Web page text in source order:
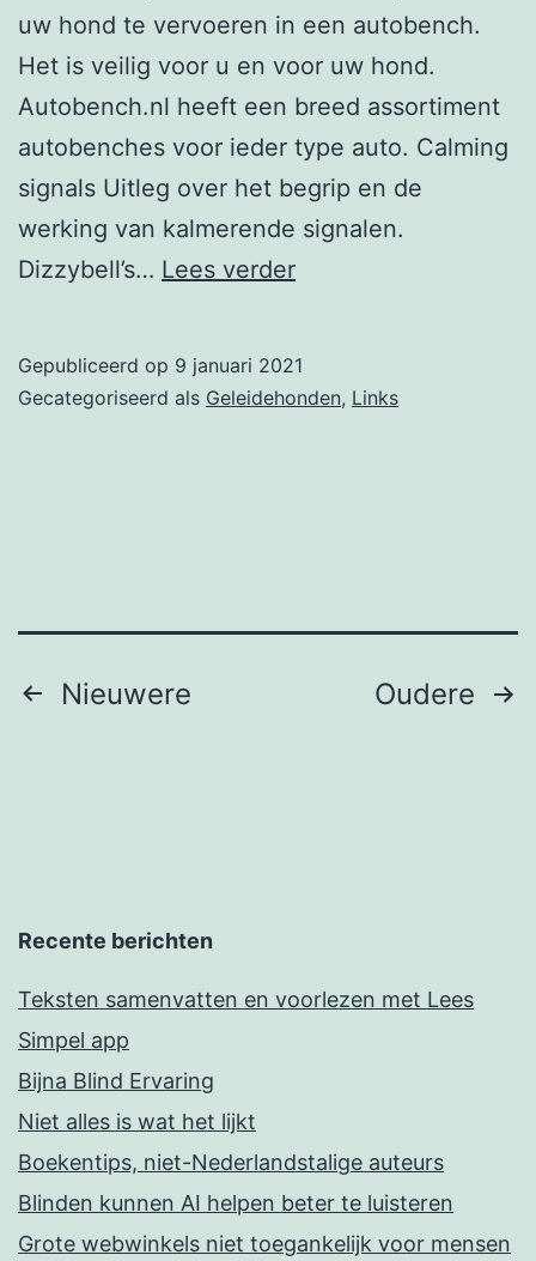
uw hond te vervoeren in een autobench.
Het is veilig voor u en voor uw hond.
Autobench.nl heeft een breed assortiment
autobenches voor ieder type auto. Calming
signals Uitleg over het begrip en de
werking van kalmerende signalen.
Dizzybell’s… Lees verderSites
voor
Gepubliceerd op 9 januari 2021
Gecategoriseerd als Geleidehonden, Links
Berichten
Nieuwere Oudere
Recente berichten
Teksten samenvatten en voorlezen met Lees
Simpel app
Bijna Blind Ervaring
Niet alles is wat het lijkt
Boekentips, niet-Nederlandstalige auteurs
Blinden kunnen AI helpen beter te luisteren
Grote webwinkels niet toegankelijk voor mensen